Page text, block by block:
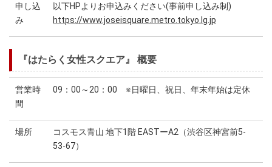
申し込
み
以下HPよりお申込みください(事前申し込み制)
https://www.joseisquare.metro.tokyo.lg.jp
『はたらく女性スクエア』 概要
営業時
間
09：00～20：00 ※日曜日、祝日、年末年始は定休
場所
コスモス青山 地下1階 EASTーA2（渋谷区神宮前5-
53-67）